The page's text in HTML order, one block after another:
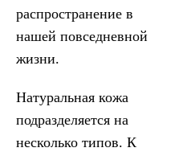
распространение в
нашей повседневной
жизни.
Натуральная кожа
подразделяется на
несколько типов. К